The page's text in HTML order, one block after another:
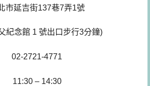
市延吉街137巷7弄1號
紀念館 1 號出口步行3分鐘)
02-2721-4771
11:30 – 14:30